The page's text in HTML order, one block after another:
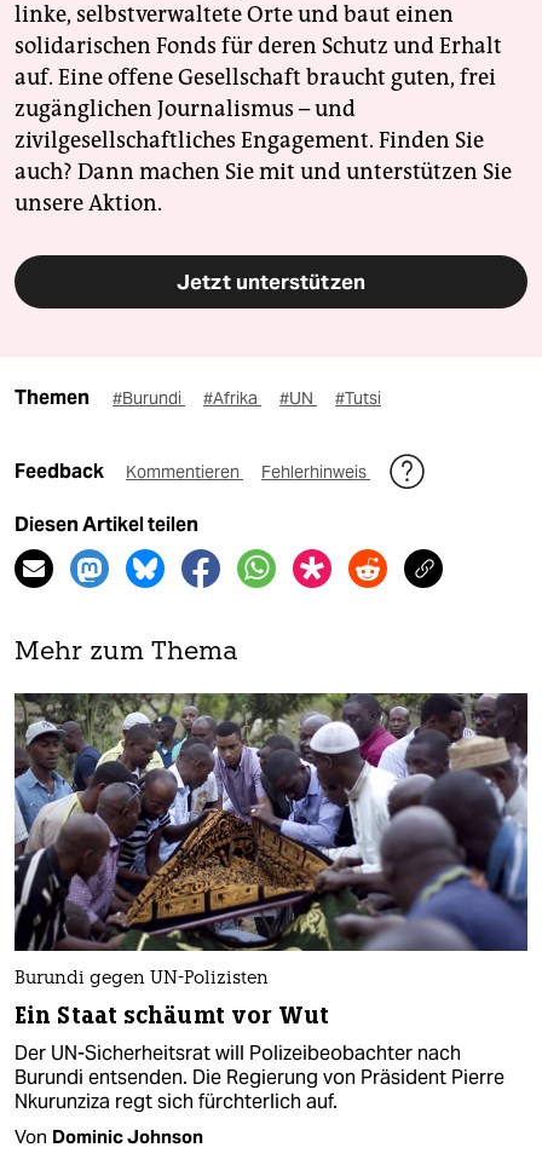
linke, selbstverwaltete Orte und baut einen
solidarischen Fonds für deren Schutz und Erhalt
auf. Eine offene Gesellschaft braucht guten, frei
zugänglichen Journalismus – und
zivilgesellschaftliches Engagement. Finden Sie
auch? Dann machen Sie mit und unterstützen Sie
unsere Aktion.
Jetzt unterstützen
Themen #Burundi #Afrika #UN #Tutsi
Feedback Kommentieren Fehlerhinweis
Diesen Artikel teilen
Mehr zum Thema
Burundi gegen UN-Polizisten
Ein Staat schäumt vor Wut
Der UN-Sicherheitsrat will Polizeibeobachter nach
Burundi entsenden. Die Regierung von Präsident Pierre
Nkurunziza regt sich fürchterlich auf.
Von Dominic Johnson